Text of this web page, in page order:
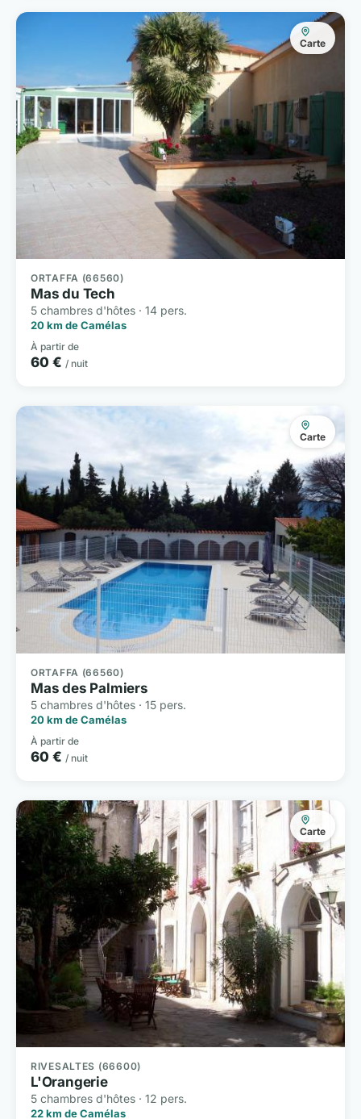
Carte
ORTAFFA (66560)
Mas du Tech
5 chambres d'hôtes · 14 pers.
20 km de Camélas
À partir de
60 € / nuit
Carte
ORTAFFA (66560)
Mas des Palmiers
5 chambres d'hôtes · 15 pers.
20 km de Camélas
À partir de
60 € / nuit
Carte
RIVESALTES (66600)
L'Orangerie
5 chambres d'hôtes · 12 pers.
22 km de Camélas